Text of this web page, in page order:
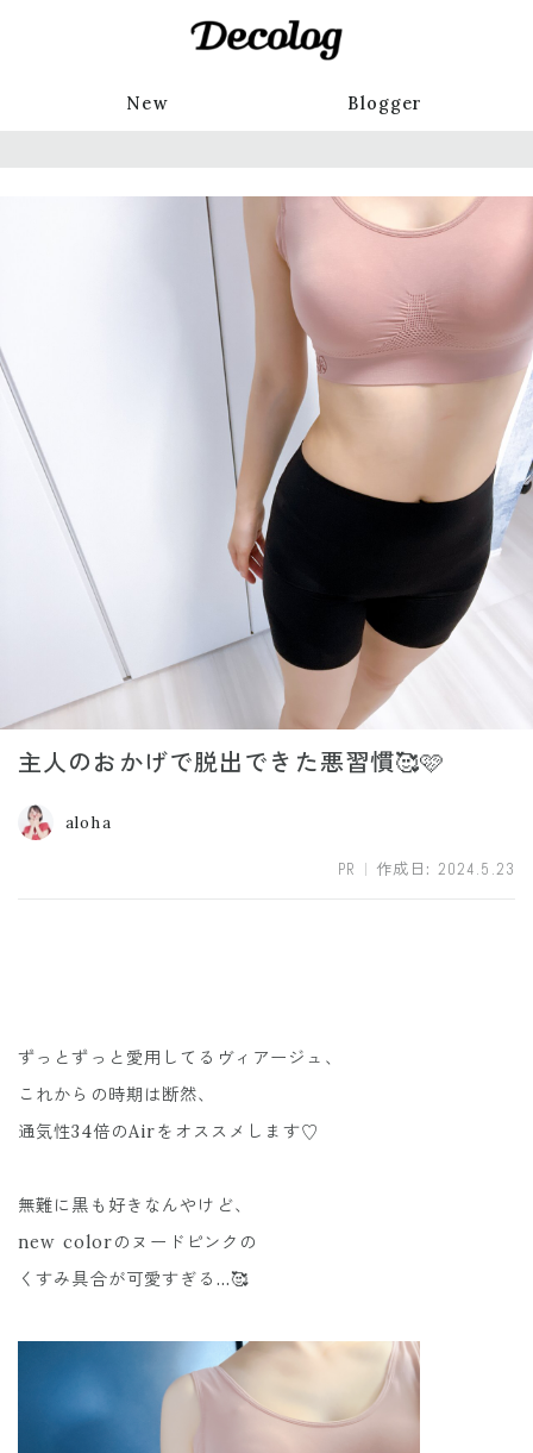
New Blogger
主人のおかげで脱出できた悪習慣🥰🩷
aloha
PR 作成日: 2024.5.23
ずっとずっと愛用してるヴィアージュ、
これからの時期は断然、
通気性34倍のAirをオススメします♡
無難に黒も好きなんやけど、
new colorのヌードピンクの
くすみ具合が可愛すぎる...🥰